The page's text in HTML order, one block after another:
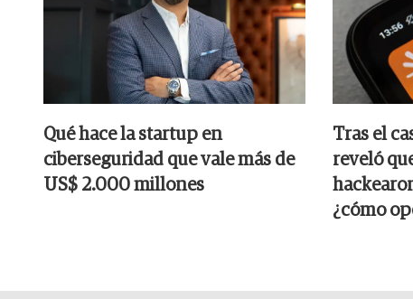
Qué hace la startup en
ciberseguridad que vale más de
US$ 2.000 millones
Tras el
reveló
¿cómo